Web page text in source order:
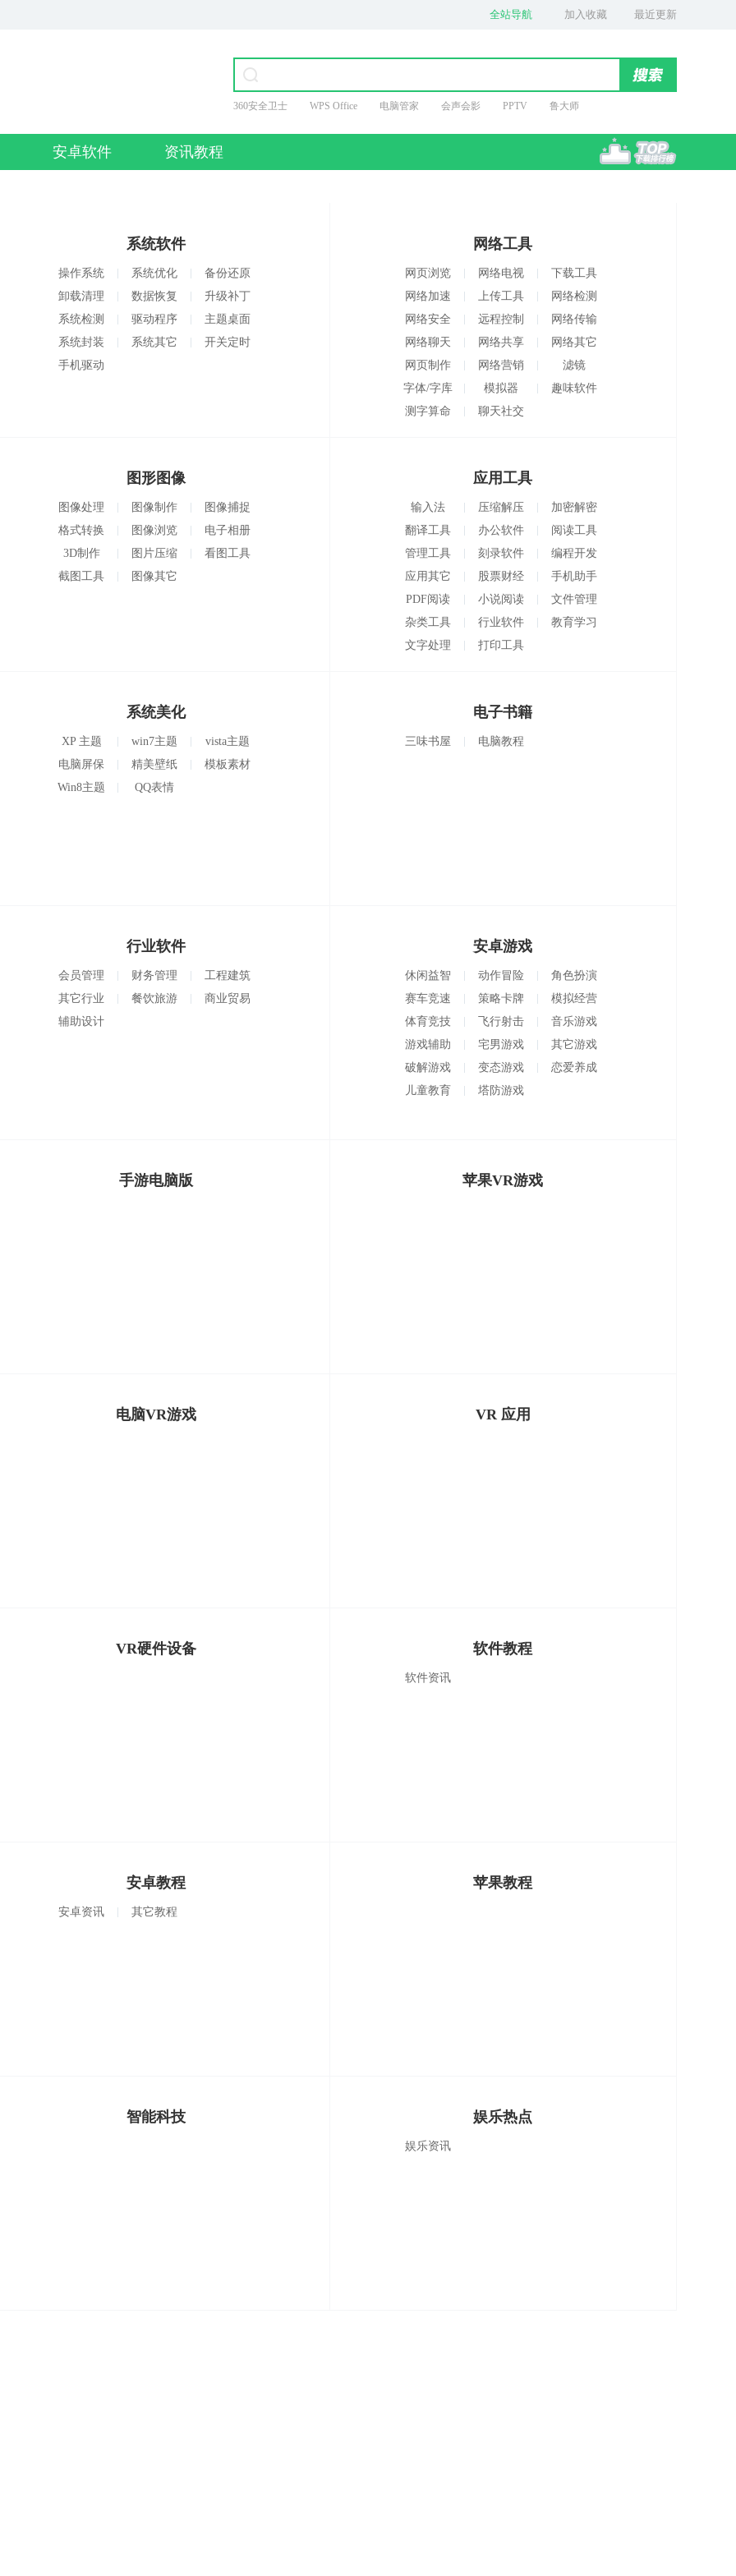
加入收藏 最近更新
全站导航
360安全卫士 WPS Office 电脑管家 会声会影 PPTV
鲁大师
安卓软件 资讯教程
系统软件
操作系统 系统优化
备份还原
卸载清理
数据恢复
升级补丁
系统检测
驱动程序
主题桌面
系统封装
系统其它
开关定时
手机驱动
网络工具
网页浏览 网络电视
下载工具
网络加速
上传工具
网络检测
网络安全
远程控制
网络传输
网络聊天
网络共享
网络其它
网页制作
网络营销
滤镜
字体/字库
下载
模拟器
趣味软件
测字算命
聊天社交
图形图像
图像处理 图像制作
图像捕捉
格式转换
图像浏览
电子相册
3D制作
图片压缩
看图工具
截图工具
图像其它
应用工具
输入法 压缩解压
加密解密
翻译工具
办公软件
阅读工具
管理工具
刻录软件
编程开发
应用其它
股票财经
手机助手
PDF阅读
器
小说阅读
器
文件管理
杂类工具
行业软件
教育学习
文字处理
打印工具
系统美化
XP 主题 win7主题
vista主题
电脑屏保
精美壁纸
模板素材
Win8主题
QQ表情
电子书籍
三味书屋 电脑教程
行业软件
会员管理 财务管理
工程建筑
其它行业
餐饮旅游
商业贸易
辅助设计
安卓游戏
休闲益智 动作冒险
角色扮演
赛车竞速
策略卡牌
模拟经营
体育竞技
飞行射击
音乐游戏
游戏辅助
宅男游戏
其它游戏
破解游戏
变态游戏
恋爱养成
儿童教育
塔防游戏
手游电脑版 苹果VR游戏
电脑VR游戏 VR 应用
VR硬件设备 软件教程
软件资讯
安卓教程
安卓资讯 其它教程
苹果教程
智能科技 娱乐热点
娱乐资讯